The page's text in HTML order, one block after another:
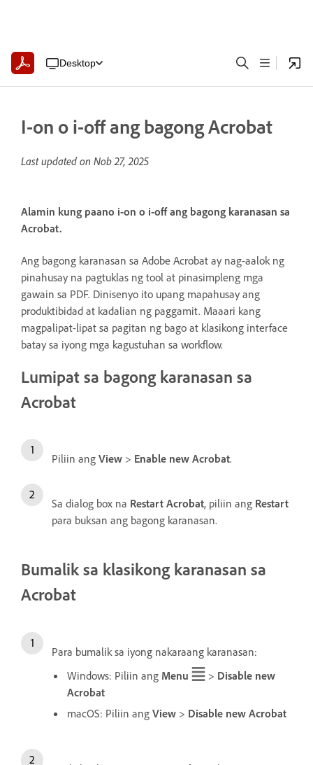
Desktop
I-on o i-off ang bagong Acrobat
Last updated on Nob 27, 2025
Alamin kung paano i-on o i-off ang bagong karanasan sa
Acrobat.
Ang bagong karanasan sa Adobe Acrobat ay nag-aalok ng
pinahusay na pagtuklas ng tool at pinasimpleng mga
gawain sa PDF. Dinisenyo ito upang mapahusay ang
produktibidad at kadalian ng paggamit. Maaari kang
magpalipat-lipat sa pagitan ng bago at klasikong interface
batay sa iyong mga kagustuhan sa workflow.
Lumipat sa bagong karanasan sa
Acrobat
Piliin ang View > Enable new Acrobat.
Sa dialog box na Restart Acrobat, piliin ang Restart
para buksan ang bagong karanasan.
Bumalik sa klasikong karanasan sa
Acrobat
Para bumalik sa iyong nakaraang karanasan:
Windows: Piliin ang Menu > Disable new
Acrobat
macOS: Piliin ang View > Disable new Acrobat